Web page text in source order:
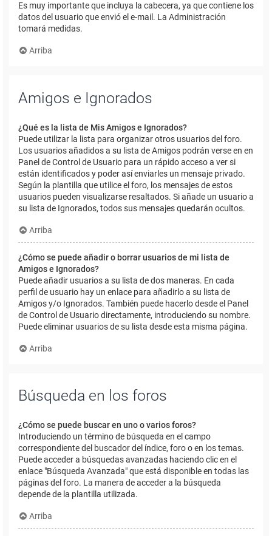
Es muy importante que incluya la cabecera, ya que contiene los
datos del usuario que envió el e-mail. La Administración
tomará medidas.
Arriba
Amigos e Ignorados
¿Qué es la lista de Mis Amigos e Ignorados?
Puede utilizar la lista para organizar otros usuarios del foro.
Los usuarios añadidos a su lista de Amigos podrán verse en en
Panel de Control de Usuario para un rápido acceso a ver si
están identificados y poder así enviarles un mensaje privado.
Según la plantilla que utilice el foro, los mensajes de estos
usuarios pueden visualizarse resaltados. Si añade un usuario a
su lista de Ignorados, todos sus mensajes quedarán ocultos.
Arriba
¿Cómo se puede añadir o borrar usuarios de mi lista de
Amigos e Ignorados?
Puede añadir usuarios a su lista de dos maneras. En cada
perfil de usuario hay un enlace para añadirlo a su lista de
Amigos y/o Ignorados. También puede hacerlo desde el Panel
de Control de Usuario directamente, introduciendo su nombre.
Puede eliminar usuarios de su lista desde esta misma página.
Arriba
Búsqueda en los foros
¿Cómo se puede buscar en uno o varios foros?
Introduciendo un término de búsqueda en el campo
correspondiente del buscador del índice, foro o en los temas.
Puede acceder a búsquedas avanzadas haciendo clic en el
enlace "Búsqueda Avanzada" que está disponible en todas las
páginas del foro. La manera de acceder a la búsqueda
depende de la plantilla utilizada.
Arriba